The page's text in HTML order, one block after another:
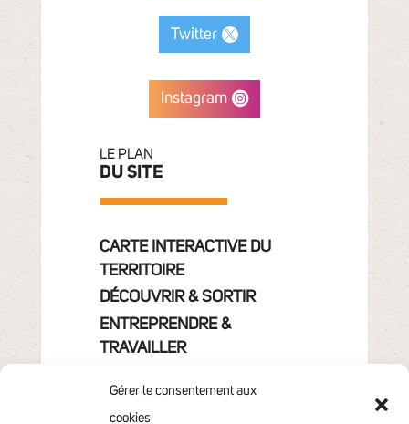
Gérer le consentement aux
cookies
Twitter
Instagram
LE PLAN
DU SITE
CARTE INTERACTIVE DU
TERRITOIRE
DÉCOUVRIR & SORTIR
ENTREPRENDRE &
TRAVAILLER